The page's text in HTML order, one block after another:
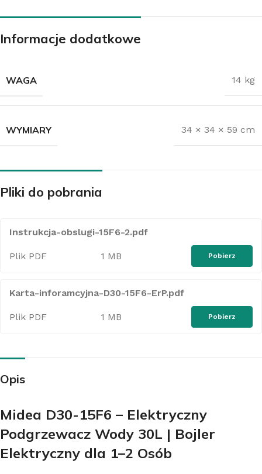
Informacje dodatkowe
WAGA 14 kg
WYMIARY 34 × 34 × 59 cm
Pliki do pobrania
Instrukcja-obslugi-15F6-2.pdf
Plik PDF 1 MB Pobierz
Karta-inforamcyjna-D30-15F6-ErP.pdf
Plik PDF 1 MB Pobierz
Opis
Midea D30-15F6 – Elektryczny
Podgrzewacz Wody 30L | Bojler
Elektryczny dla 1–2 Osób